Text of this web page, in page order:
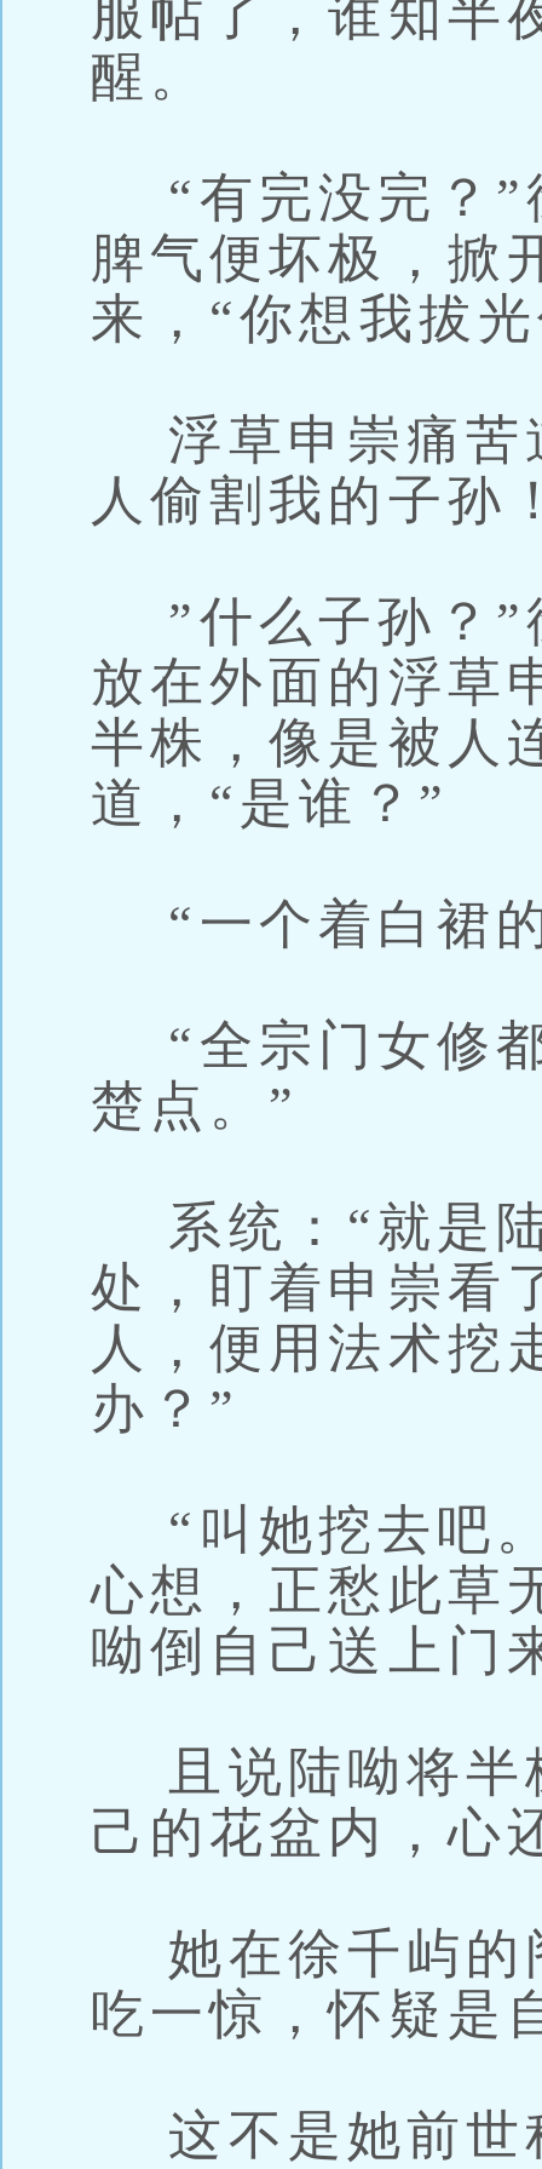
服帖了，谁知半
醒。
“有完没完？”
脾气便坏极，掀
来，“你想我拔
浮草申崇痛苦
人偷割我的子孙
”什么子孙？”
放在外面的浮草
半株，像是被人
道，“是谁？”
“一个着白裙
“全宗门女修
楚点。”
系统：“就是
处，盯着申崇看
人，便用法术挖
办？”
“叫她挖去吧
心想，正愁此草
呦倒自己送上门
且说陆呦将半
己的花盆内，心
她在徐千屿的
吃一惊，怀疑是
这不是她前世